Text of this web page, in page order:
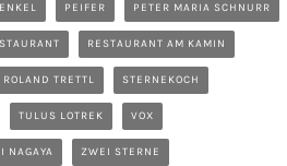
PEIFER PETER MARIA SCHNURR
RESTAURANT AM KAMIN
ROLAND TRETTL STERNEKOCH
TULUS LOTREK VOX
NAGAYA ZWEI STERNE